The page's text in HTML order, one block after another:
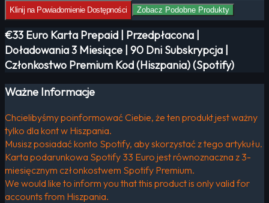
Klinij na Powiadomienie Dostępności Zobacz Podobne Produkty
€33 Euro Karta Prepaid | Przedpłacona |
Doładowania 3 Miesiące | 90 Dni Subskrypcja |
Członkostwo Premium Kod (Hiszpania) (Spotify)
Ważne Informacje
Chcielibyśmy poinformować Ciebie, że ten produkt jest ważny
tylko dla kont w Hiszpania.
Musisz posiadać konto Spotify, aby skorzystać z tego artykułu.
Karta podarunkowa Spotify 33 Euro jest równoznaczna z 3-
miesięcznym członkostwem Spotify Premium.
We would like to inform you that this product is only valid for
accounts from Hiszpania.